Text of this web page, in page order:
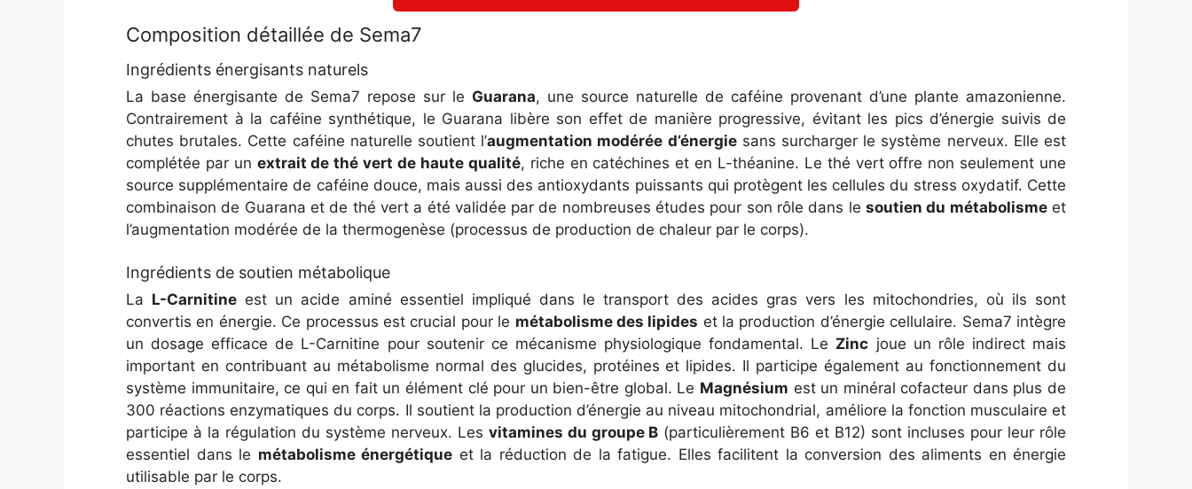
Composition détaillée de Sema7
Ingrédients énergisants naturels
La base énergisante de Sema7 repose sur le Guarana, une source naturelle de caféine provenant d’une plante amazonienne.
Contrairement à la caféine synthétique, le Guarana libère son effet de manière progressive, évitant les pics d’énergie suivis de
chutes brutales. Cette caféine naturelle soutient l’augmentation modérée d’énergiesans surcharger le système nerveux. Elle est
complétée par un extrait de thé vert de haute qualité, riche en catéchines et en L-théanine. Le thé vert offre non seulement une
source supplémentaire de caféine douce, mais aussi des antioxydants puissants qui protègent les cellules du stress oxydatif. Cette
combinaison de Guarana et de thé vert a été validée par de nombreuses études pour son rôle dans lesoutien du métabolismeet
l’augmentation modérée de la thermogenèse (processus de production de chaleur par le corps).
Ingrédients de soutien métabolique
La L-Carnitine est un acide aminé essentiel impliqué dans le transport des acides gras vers les mitochondries, où ils sont
convertis en énergie. Ce processus est crucial pour le métabolisme des lipides et la production d’énergie cellulaire. Sema7 intègre
un dosage efficace de L-Carnitine pour soutenir ce mécanisme physiologique fondamental. Le Zinc joue un rôle indirect mais
important en contribuant au métabolisme normal des glucides, protéines et lipides. Il participe également au fonctionnement du
système immunitaire, ce qui en fait un élément clé pour un bien-être global. Le Magnésium est un minéral cofacteur dans plus de
300 réactions enzymatiques du corps. Il soutient la production d’énergie au niveau mitochondrial, améliore la fonction musculaire et
participe à la régulation du système nerveux. Les vitamines du groupe B (particulièrement B6 et B12) sont incluses pour leur rôle
essentiel dans le métabolisme énergétique et la réduction de la fatigue. Elles facilitent la conversion des aliments en énergie
utilisable par le corps.